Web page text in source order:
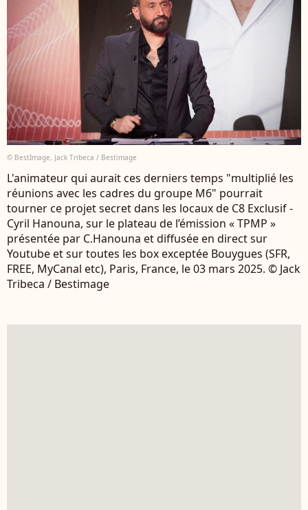
© BestImage, Jack Tribeca / Bestimage
L'animateur qui aurait ces derniers temps "multiplié les
réunions avec les cadres du groupe M6" pourrait
tourner ce projet secret dans les locaux de C8 Exclusif -
Cyril Hanouna, sur le plateau de l’émission « TPMP »
présentée par C.Hanouna et diffusée en direct sur
Youtube et sur toutes les box exceptée Bouygues (SFR,
FREE, MyCanal etc), Paris, France, le 03 mars 2025. © Jack
Tribeca / Bestimage